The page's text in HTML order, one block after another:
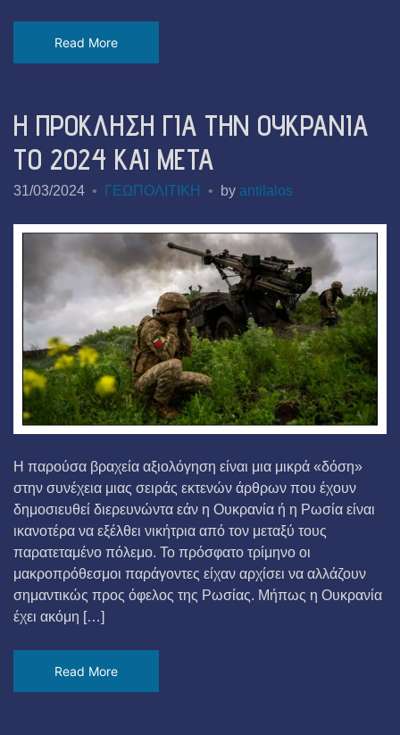
Read More
Η ΠΡΟΚΛΗΣΗ ΓΙΑ ΤΗΝ ΟΥΚΡΑΝΙΑ
ΤΟ 2024 ΚΑΙ ΜΕΤΑ
31/03/2024 ΓΕΩΠΟΛΙΤΙΚΗ by antilalos
Η παρούσα βραχεία αξιολόγηση είναι μια μικρά «δόση»
στην συνέχεια μιας σειράς εκτενών άρθρων που έχουν
δημοσιευθεί διερευνώντα εάν η Ουκρανία ή η Ρωσία είναι
ικανοτέρα να εξέλθει νικήτρια από τον μεταξύ τους
παρατεταμένο πόλεμο. Το πρόσφατο τρίμηνο οι
μακροπρόθεσμοι παράγοντες είχαν αρχίσει να αλλάζουν
σημαντικώς προς όφελος της Ρωσίας. Μήπως η Ουκρανία
έχει ακόμη […]
Read More